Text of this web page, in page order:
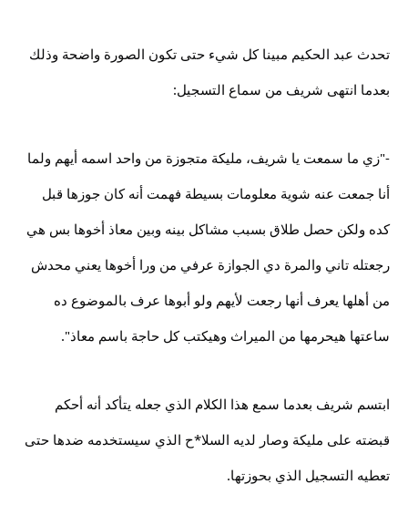
تحدث عبد الحكيم مبينا كل شيء حتى تكون الصورة واضحة وذلك
بعدما انتهى شريف من سماع التسجيل:
-"زي ما سمعت يا شريف، مليكة متجوزة من واحد اسمه أيهم ولما
أنا جمعت عنه شوية معلومات بسيطة فهمت أنه كان جوزها قبل
كده ولكن حصل طلاق بسبب مشاكل بينه وبين معاذ أخوها بس هي
رجعتله تاني والمرة دي الجوازة عرفي من ورا أخوها يعني محدش
من أهلها يعرف أنها رجعت لأيهم ولو أبوها عرف بالموضوع ده
ساعتها هيحرمها من الميراث وهيكتب كل حاجة باسم معاذ".
ابتسم شريف بعدما سمع هذا الكلام الذي جعله يتأكد أنه أحكم
قبضته على مليكة وصار لديه السلا*ح الذي سيستخدمه ضدها حتى
تعطيه التسجيل الذي بحوزتها.